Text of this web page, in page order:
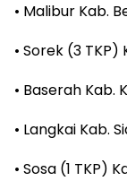
• Malibur Kab.
• Sorek (3
• Baserah Kab.
• Langkai Kab.
• Sosa (1 TKP)